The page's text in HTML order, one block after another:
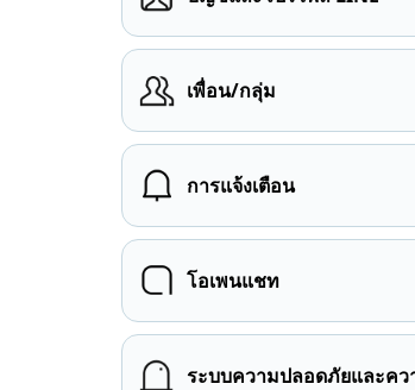
เพื่อน/กลุ่ม
การแจ้งเตือน
โอเพนแชท
ระบบความปลอดภัยและคว